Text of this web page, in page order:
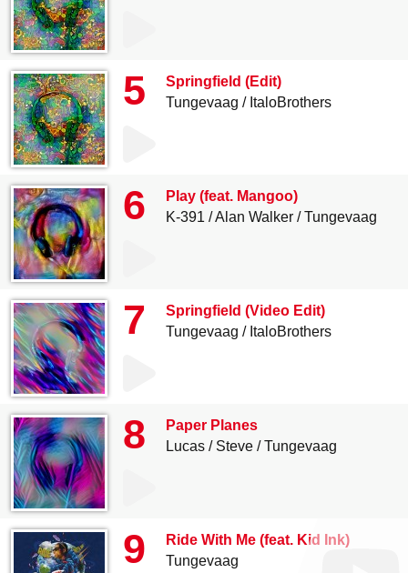
5
Springfield (Edit)
Tungevaag
ItaloBrothers
6
Play (feat. Mangoo)
K-391
Alan Walker Tungevaag
7
Springfield (Video Edit)
Tungevaag
ItaloBrothers
8
Paper Planes
Lucas
Steve Tungevaag
9
Ride With Me (feat. Kid Ink)
Tungevaag